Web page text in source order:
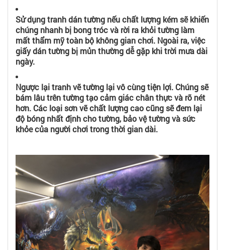
Sử dụng tranh dán tường nếu chất lượng kém sẽ khiến
chúng nhanh bị bong tróc và rời ra khỏi tường làm
mất thẩm mỹ toàn bộ không gian chơi. Ngoài ra, việc
giấy dán tường bị mủn thường dễ gặp khi trời mưa dài
ngày.
Ngược lại tranh vẽ tường lại vô cùng tiện lợi. Chúng sẽ
bám lâu trên tường tạo cảm giác chân thực và rõ nét
hơn. Các loại sơn vẽ chất lượng cao cũng sẽ đem lại
độ bóng nhất định cho tường, bảo vệ tường và sức
khỏe của người chơi trong thời gian dài.